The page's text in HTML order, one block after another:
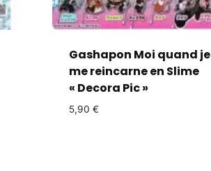
Gashapon Moi quand je
me reincarne en Slime
« Decora Pic »
5,90 €